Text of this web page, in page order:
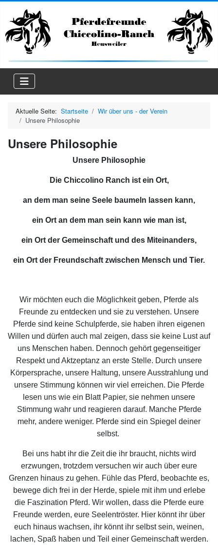
Aktuelle Seite: Startseite
Wir über uns - der Verein
Unsere Philosophie
Unsere Philosophie
Unsere Philosophie
Die Chiccolino Ranch ist ein Ort,
an dem man seine Seele baumeln lassen kann,
ein Ort an dem man sein kann wie man ist,
ein Ort der Gemeinschaft und des Miteinanders,
ein Ort der Freundschaft zwischen Mensch und Tier.
Wir möchten euch die Möglichkeit geben, Pferde als
Freunde zu entdecken und sie zu verstehen. Unsere
Pferde sind keine Schulpferde, sie haben ihren eigenen
Willen und dürfen auch mal zeigen, dass sie keine Lust auf
uns Menschen haben. Dennoch gehört gegenseitiger
Respekt und Aktzeptanz an erste Stelle. Durch unsere
Körpersprache, unsere Haltung, unsere Ausstrahlung und
unsere Stimmung können wir viel erreichen. Die Pferde
lesen uns wie ein Blatt Papier, sie nehmen unsere
Stimmung wahr und reagieren darauf. Manche Pferde
mehr, andere weniger. Pferde sind ein Spiegel deiner
selbst.
Bei uns habt ihr die Zeit die ihr braucht, nichts wird
erzwungen, trotzdem versuchen wir auch über eure
Grenzen hinaus zu gehen. Fühle das Pferd, beobachte es,
bewege dich frei in der Herde, spiele mit ihm und erlebe
die Faszination Pferd. Wir wollen, dass die Pferde eure
Freunde werden, eure Seelentröster. Hier könnt ihr über
euch hinaus wachsen, ihr könnt ihr selbst sein, weinen,
lachen, Spaß haben und Teil einer Gemeinschaft werden.